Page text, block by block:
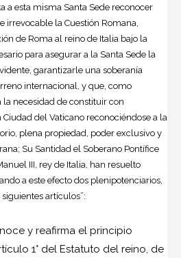
a esta misma Santa Sede reconocer
irrevocable la Cuestión Romana,
de Roma al reino de Italia bajo la
para asegurar a la Santa Sede la
garantizarle una soberanía
internacional, y que, como
necesidad de constituir con
del Vaticano reconociéndose a la
plena propiedad, poder exclusivo y
Su Santidad el Soberano Pontífice
III, rey de Italia, han resuelto
a este efecto dos plenipotenciarios,
artículos”:
y reafirma el principio
1° del Estatuto del reino, de